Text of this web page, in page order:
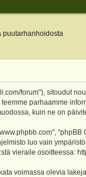
puutarhanhoidosta
forum"), sitoudut
parhaamme
kuin ne on
"phpBB
luo vain
vieraile osoitteessa:
voimassa olevia